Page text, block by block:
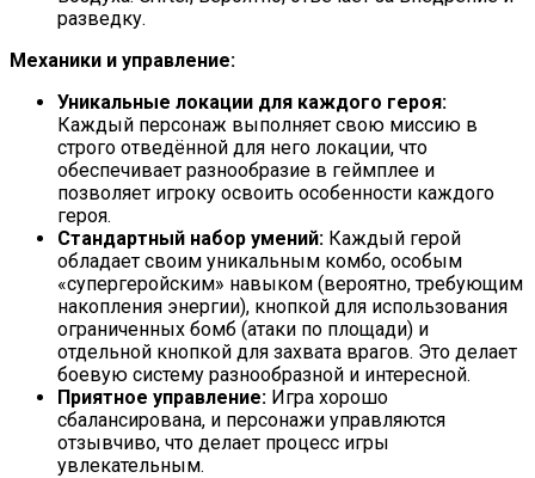
разведку.
Механики и управление:
Уникальные локации для каждого героя:
Каждый персонаж выполняет свою миссию в
строго отведённой для него локации, что
обеспечивает разнообразие в геймплее и
позволяет игроку освоить особенности каждого
героя.
Стандартный набор умений: Каждый герой
обладает своим уникальным комбо, особым
«супергеройским» навыком (вероятно, требующим
накопления энергии), кнопкой для использования
ограниченных бомб (атаки по площади) и
отдельной кнопкой для захвата врагов. Это делает
боевую систему разнообразной и интересной.
Приятное управление: Игра хорошо
сбалансирована, и персонажи управляются
отзывчиво, что делает процесс игры
увлекательным.